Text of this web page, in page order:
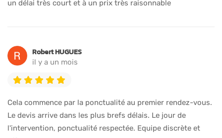
un délai très court et à un prix très raisonnable
Robert HUGUES
il y a un mois
Cela commence par la ponctualité au premier rendez-vous.
Le devis arrive dans les plus brefs délais. Le jour de
l'intervention, ponctualité respectée. Equipe discrète et